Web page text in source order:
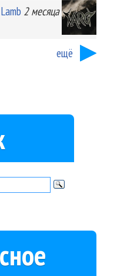
2 месяца
ещё